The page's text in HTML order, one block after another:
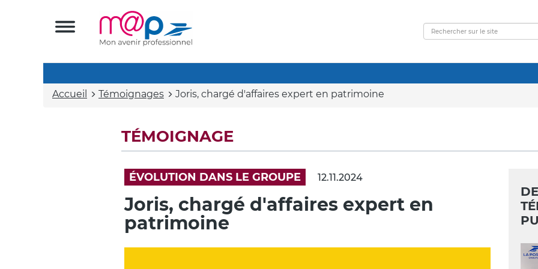
Accueil Témoignages Joris, chargé d'affaires expert en patrimoine
TÉMOIGNAGE
ÉVOLUTION DANS LE GROUPE 12.11.2024
Joris, chargé d'affaires expert en
patrimoine